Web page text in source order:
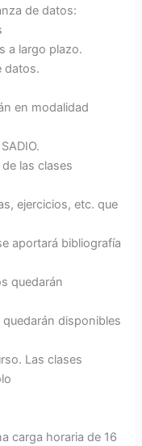
de datos:
a largo plazo.
datos.
en modalidad
las clases
ejercicios, etc. que
aportará bibliografía
quedarán
disponibles
Las clases
carga horaria de 16